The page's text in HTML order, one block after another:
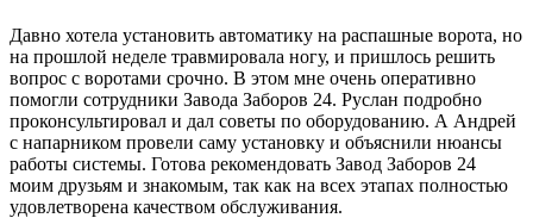
Давно хотела установить автоматику на распашные ворота, но
на прошлой неделе травмировала ногу, и пришлось решить
вопрос с воротами срочно. В этом мне очень оперативно
помогли сотрудники Завода Заборов 24. Руслан подробно
проконсультировал и дал советы по оборудованию. А Андрей
с напарником провели саму установку и объяснили нюансы
работы системы. Готова рекомендовать Завод Заборов 24
моим друзьям и знакомым, так как на всех этапах полностью
удовлетворена качеством обслуживания.